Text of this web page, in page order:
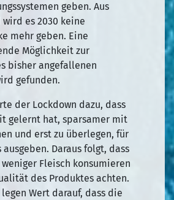
geben. Aus
es 2030 keine
mehr geben. Eine
Möglichkeit zur
bisher angefallenen
gefunden.
der Lockdown dazu, dass
gelernt hat, sparsamer mit
und erst zu überlegen, für
ausgeben. Daraus folgt, dass
Fleisch konsumieren
des Produktes achten.
legen Wert darauf, dass die